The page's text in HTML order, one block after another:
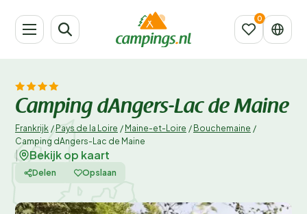
Camping dAngers-Lac de Maine
Frankrijk / Pays de la Loire / Maine-et-Loire / Bouchemaine /
Camping dAngers-Lac de Maine
Bekijk op kaart
Delen Opslaan